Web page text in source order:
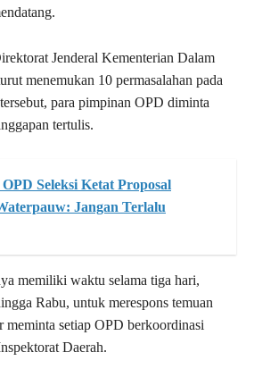
Jenderal Kementerian Dalam
menemukan 10 permasalahan pada
para pimpinan OPD diminta
tertulis.
Seleksi Ketat Proposal
Jangan Terlalu
memiliki waktu selama tiga hari,
Rabu, untuk merespons temuan
meminta setiap OPD berkoordinasi
Daerah.